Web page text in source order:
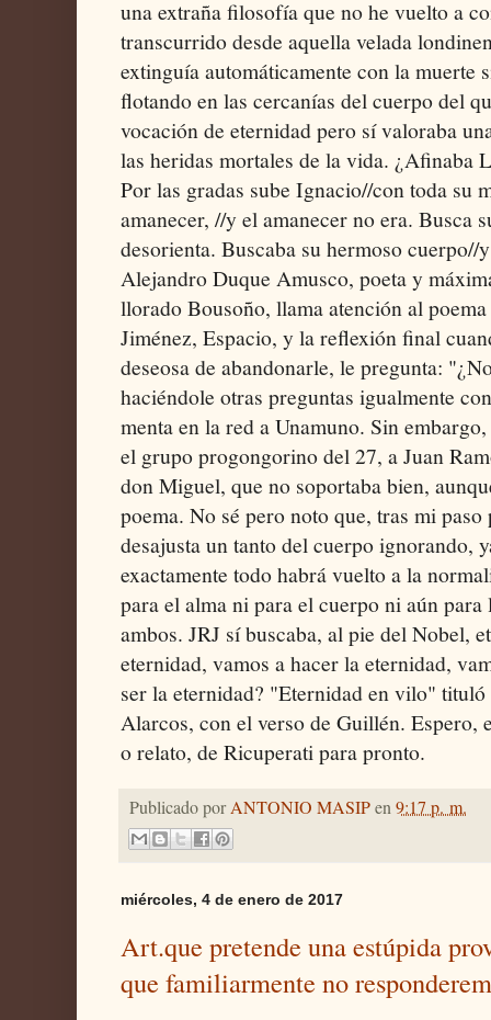
una extraña filosofía que no he vuelto a
transcurrido desde aquella velada
extinguía automáticamente con la muerte
flotando en las cercanías del cuerpo del
vocación de eternidad pero sí valoraba
las heridas mortales de la vida. ¿Afinaba
Por las gradas sube Ignacio//con toda su
amanecer, //y el amanecer no era. Busca
desorienta. Buscaba su hermoso cuerpo//
Alejandro Duque Amusco, poeta y
llorado Bousoño, llama atención al
Jiménez, Espacio, y la reflexión final
deseosa de abandonarle, le pregunta:
haciéndole otras preguntas igualmente
menta en la red a Unamuno. Sin
el grupo progongorino del 27, a Juan
don Miguel, que no soportaba bien,
poema. No sé pero noto que, tras mi
desajusta un tanto del cuerpo ignorando,
exactamente todo habrá vuelto a la
para el alma ni para el cuerpo ni aún
ambos. JRJ sí buscaba, al pie del Nobel,
eternidad, vamos a hacer la eternidad,
ser la eternidad? "Eternidad en vilo"
Alarcos, con el verso de Guillén. Espero,
o relato, de Ricuperati para pronto.
Publicado porANTONIO MASIPen9:17 p. m.
miércoles, 4 de enero de 2017
Art.que pretende una estúpida
que familiarmente no